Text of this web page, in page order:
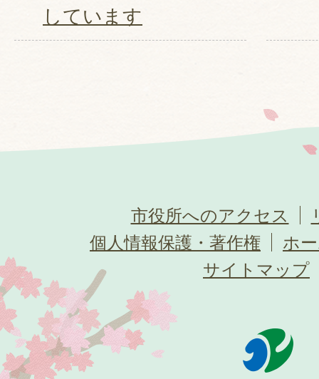
しています
市役所へのアクセス
個人情報保護・著作権
ホ
サイトマップ